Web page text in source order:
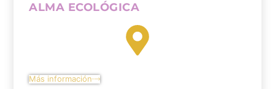
ALMA ECOLÓGICA
Más información